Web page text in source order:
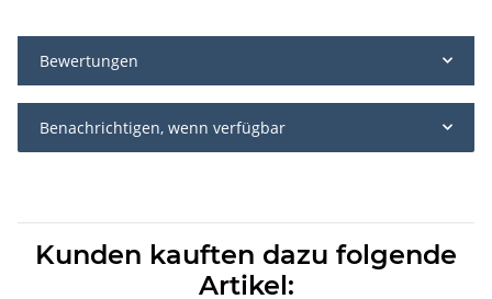
Bewertungen
Benachrichtigen, wenn verfügbar
Kunden kauften dazu folgende
Artikel: